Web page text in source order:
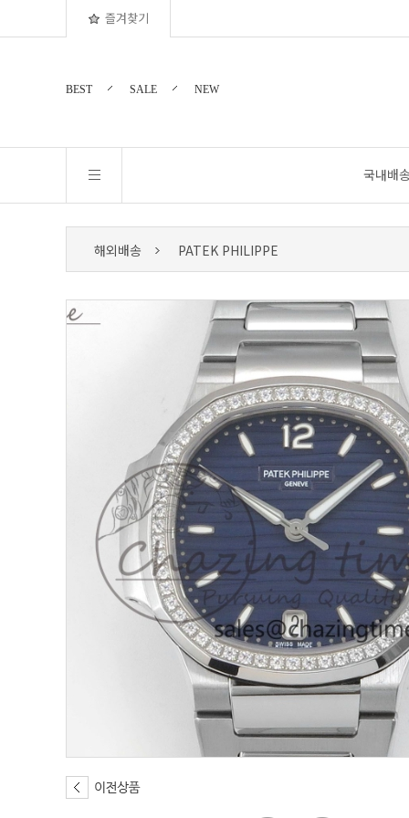
즐겨찾기
BEST SALE NEW
국내배
해외배송 PATEK PHILIPPE